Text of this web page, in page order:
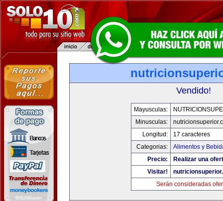
Vendido!
Mayusculas:
Minusculas:
Longitud:
17 caracteres
Categorias:
Alimentos y
Precio:
Realizar una
Visitar!
Serán consideradas